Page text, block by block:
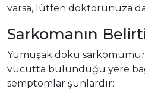
varsa, lütfen doktorunuza
Sarkomanın
Yumuşak doku
vücutta bulunduğu yere
semptomlar şunlardır: